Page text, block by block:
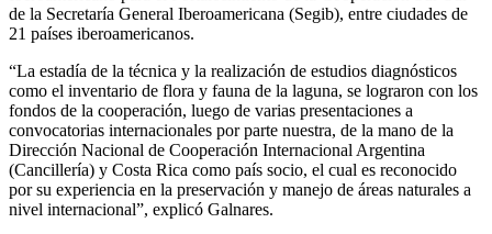
de la Secretaría General Iberoamericana (Segib), entre ciudades de
21 países iberoamericanos.
“La estadía de la técnica y la realización de estudios diagnósticos
como el inventario de flora y fauna de la laguna, se lograron con los
fondos de la cooperación, luego de varias presentaciones a
convocatorias internacionales por parte nuestra, de la mano de la
Dirección Nacional de Cooperación Internacional Argentina
(Cancillería) y Costa Rica como país socio, el cual es reconocido
por su experiencia en la preservación y manejo de áreas naturales a
nivel internacional”, explicó Galnares.